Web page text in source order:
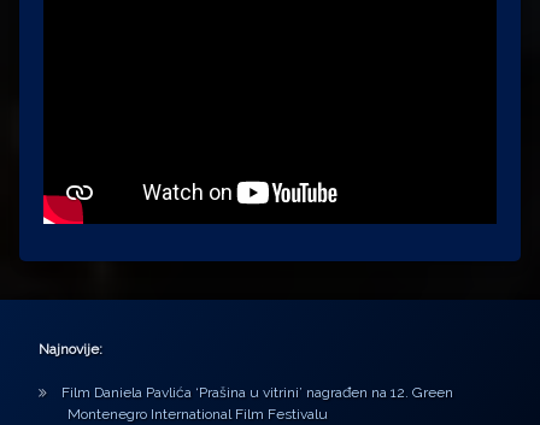
Najnovije:
Film Daniela Pavlića ‘Prašina u vitrini’ nagrađen na 12. Green
Montenegro International Film Festivalu